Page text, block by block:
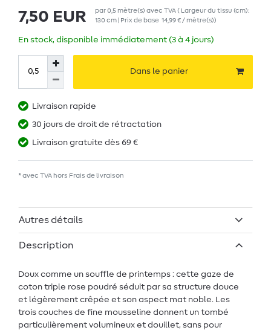
7,50 EUR par0,5 mètre(s) avec TVA( Largeur du tissu (cm):
130 cm | Prix de base 14,99 € / mètre(s))
En stock, disponible immédiatement (3 à 4 jours)
Dans le panier
Livraison rapide
30 jours de droit de rétractation
Livraison gratuite dès 69 €
* avec TVA hors Frais de livraison
Autres détails
Description
Doux comme un souffle de printemps : cette gaze de
coton triple rose poudré séduit par sa structure douce
et légèrement crêpée et son aspect mat noble. Les
trois couches de fine mousseline donnent un tombé
particulièrement volumineux et douillet, sans pour